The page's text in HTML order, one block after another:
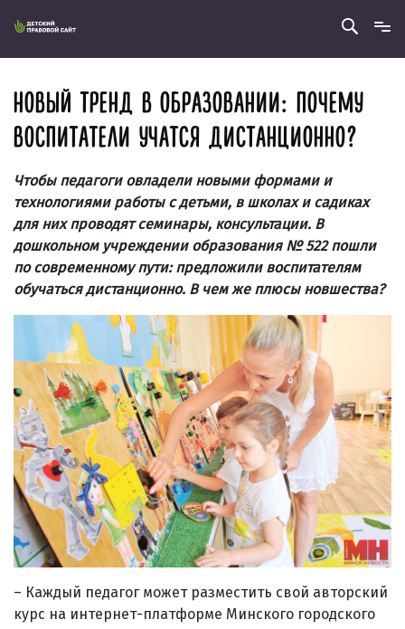
НОВЫЙ ТРЕНД В ОБРАЗОВАНИИ: ПОЧЕМУ
ВОСПИТАТЕЛИ УЧАТСЯ ДИСТАНЦИОННО?
Чтобы педагоги овладели новыми формами и
технологиями работы с детьми, в школах и садиках
для них проводят семинары, консультации. В
дошкольном учреждении образования № 522 пошли
по современному пути: предложили воспитателям
обучаться дистанционно. В чем же плюсы новшества?
– Каждый педагог может разместить свой авторский
курс на интернет-платформе Минского городского